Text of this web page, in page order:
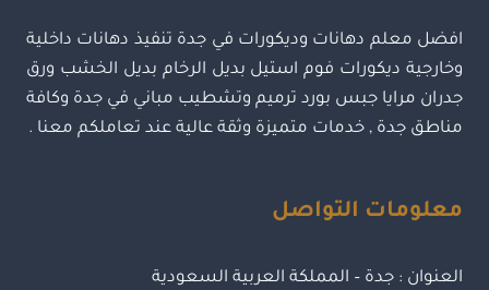
افضل معلم دهانات وديكورات في جدة تنفيذ دهانات داخلية
وخارجية ديكورات فوم استيل بديل الرخام بديل الخشب ورق
جدران مرايا جبس بورد ترميم وتشطيب مباني في جدة وكافة
مناطق جدة , خدمات متميزة وثقة عالية عند تعاملكم معنا .
معلومات التواصل
العنوان : جدة – المملكة العربية السعودية